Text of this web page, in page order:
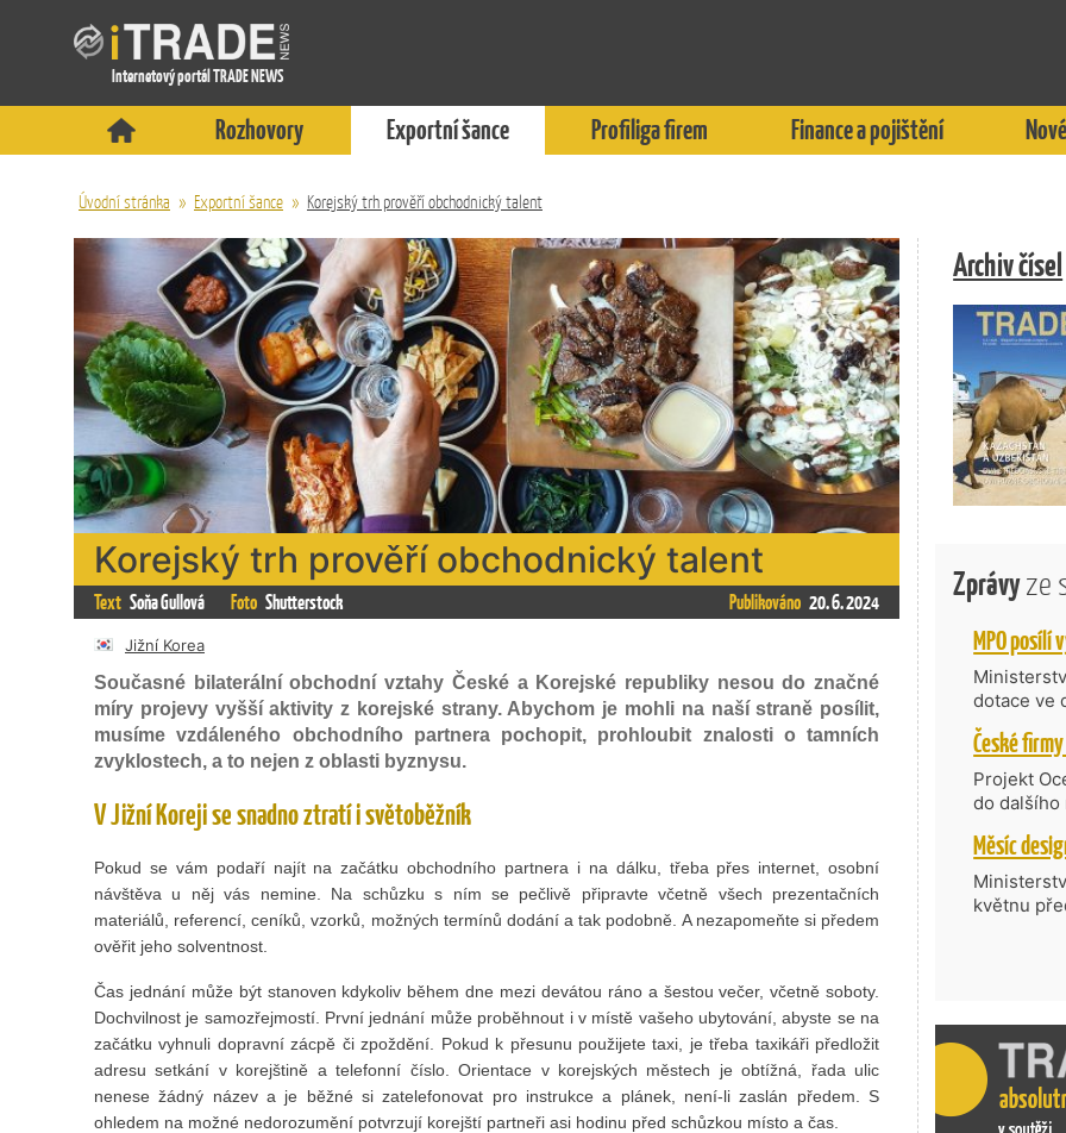
Internetový portál TRADE NEWS
Rozhovory Exportní šance Profiliga firem Finance a pojištění
Úvodní stránka » Exportní šance » Korejský trh prověří obchodnický talent
Korejský trh prověří obchodnický talent
Text Soňa Gullová Foto Shutterstock Publikováno 20. 6. 2024
Jižní Korea
Současné bilaterální obchodní vztahy České a Korejské republiky nesou do značné
míry projevy vyšší aktivity z korejské strany. Abychom je mohli na naší straně posílit,
musíme vzdáleného obchodního partnera pochopit, prohloubit znalosti o tamních
zvyklostech, a to nejen z oblasti byznysu.
V Jižní Koreji se snadno ztratí i světoběžník
Pokud se vám podaří najít na začátku obchodního partnera i na dálku, třeba přes internet, osobní
návštěva u něj vás nemine. Na schůzku s ním se pečlivě připravte včetně všech prezentačních
materiálů, referencí, ceníků, vzorků, možných termínů dodání a tak podobně. A nezapomeňte si předem
ověřit jeho solventnost.
Čas jednání může být stanoven kdykoliv během dne mezi devátou ráno a šestou večer, včetně soboty.
Dochvilnost je samozřejmostí. První jednání může proběhnout i v místě vašeho ubytování, abyste se na
začátku vyhnuli dopravní zácpě či zpoždění. Pokud k přesunu použijete taxi, je třeba taxikáři předložit
adresu setkání v korejštině a telefonní číslo. Orientace v korejských městech je obtížná, řada ulic
nenese žádný název a je běžné si zatelefonovat pro instrukce a plánek, není-li zaslán předem. S
ohledem na možné nedorozumění potvrzují korejští partneři asi hodinu před schůzkou místo a čas.
Archiv čísel
Zprávyze
dotace ve
Transfer,
Částkou
umělé
do
zásobníku
Projekt
do dalšího
prosazují
přispívají
nejen
květnu
Série
zahraničí
českých
Czech
branding